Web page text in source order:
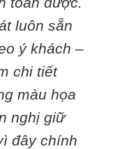
luôn sẵn
ý khách –
chi tiết
màu họa
nghị giữ
đây chính